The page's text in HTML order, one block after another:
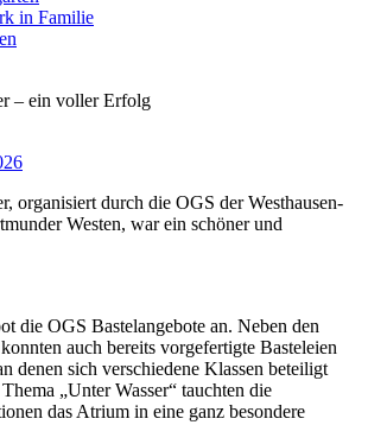
in Familie
– ein voller Erfolg
organisiert durch die OGS der Westhausen-
Westen, war ein schöner und
die OGS Bastelangebote an. Neben den
auch bereits vorgefertigte Basteleien
denen sich verschiedene Klassen beteiligt
„Unter Wasser“ tauchten die
das Atrium in eine ganz besondere